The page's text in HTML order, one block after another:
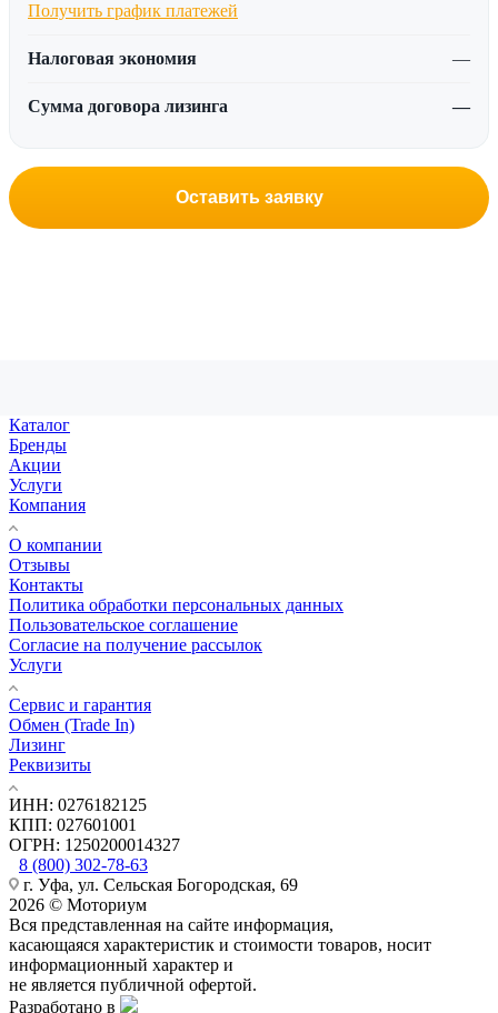
Получить график платежей
Налоговая экономия —
Сумма договора лизинга —
Оставить заявку
Каталог
Бренды
Акции
Услуги
Компания
О компании
Отзывы
Контакты
Политика обработки персональных данных
Пользовательское соглашение
Согласие на получение рассылок
Услуги
Сервис и гарантия
Обмен (Trade In)
Лизинг
Реквизиты
ИНН: 0276182125
КПП: 027601001
ОГРН: 1250200014327
8 (800) 302-78-63
г. Уфа, ул. Сельская Богородская, 69
2026 © Моториум
Вся представленная на сайте информация,
касающаяся характеристик и стоимости товаров, носит
информационный характер и
не является публичной офертой.
Разработано в